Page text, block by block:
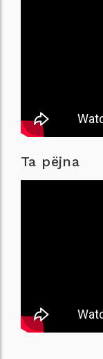
Ta pëjna